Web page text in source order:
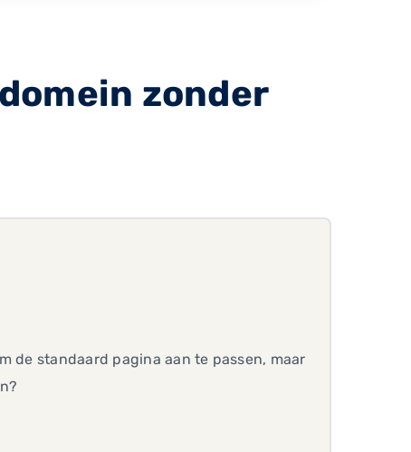
zonder
de standaard pagina aan te passen, maar